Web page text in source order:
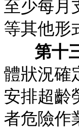
至少每月
等其他形
第十
體狀況確
安排超齡
者危險作